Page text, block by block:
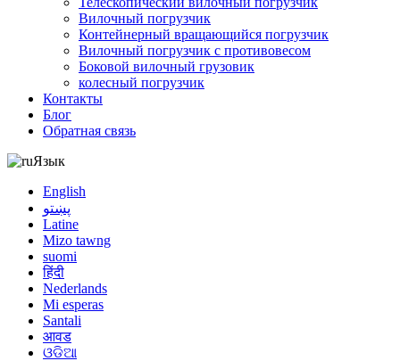
Вилочный погрузчик
Контейнерный вращающийся погрузчик
Вилочный погрузчик с противовесом
Боковой вилочный грузовик
колесный погрузчик
Контакты
Блог
Обратная связь
Язык
English
پښتو
Latine
Mizo tawng
suomi
हिंदी
Nederlands
Mi esperas
Santali
आवड
ଓଡିଆ